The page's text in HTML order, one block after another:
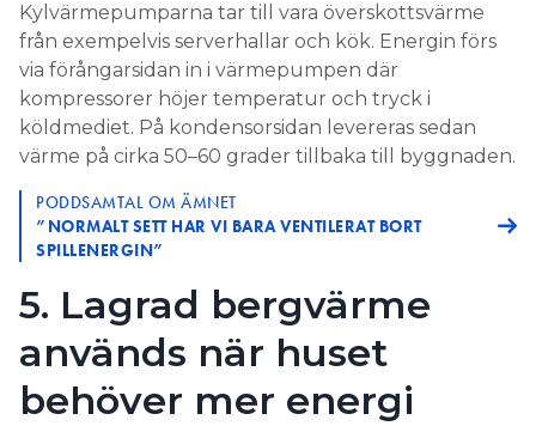
Kylvärmepumparna tar till vara överskottsvärme
från exempelvis serverhallar och kök. Energin förs
via förångarsidan in i värmepumpen där
kompressorer höjer temperatur och tryck i
köldmediet. På kondensorsidan levereras sedan
värme på cirka 50–60 grader tillbaka till byggnaden.
PODDSAMTAL OM ÄMNET
”NORMALT SETT HAR VI BARA VENTILERAT BORT
SPILLENERGIN”
5. Lagrad bergvärme
används när huset
behöver mer energi